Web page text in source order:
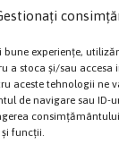
bune experiențe,
a stoca și/sau accesa
aceste tehnologii ne
de navigare sau ID-
funcții.